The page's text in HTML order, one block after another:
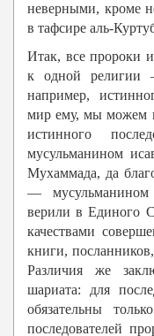
неверными, кроме
в тафсире аль-
Итак, все пророки
к одной религии
например,
мир ему, мы можем
истинного
мусульманином
Мухаммада, да
—
верили в Единого
качествами
книги,
Различия же
шариата: для
обязательны
последователей